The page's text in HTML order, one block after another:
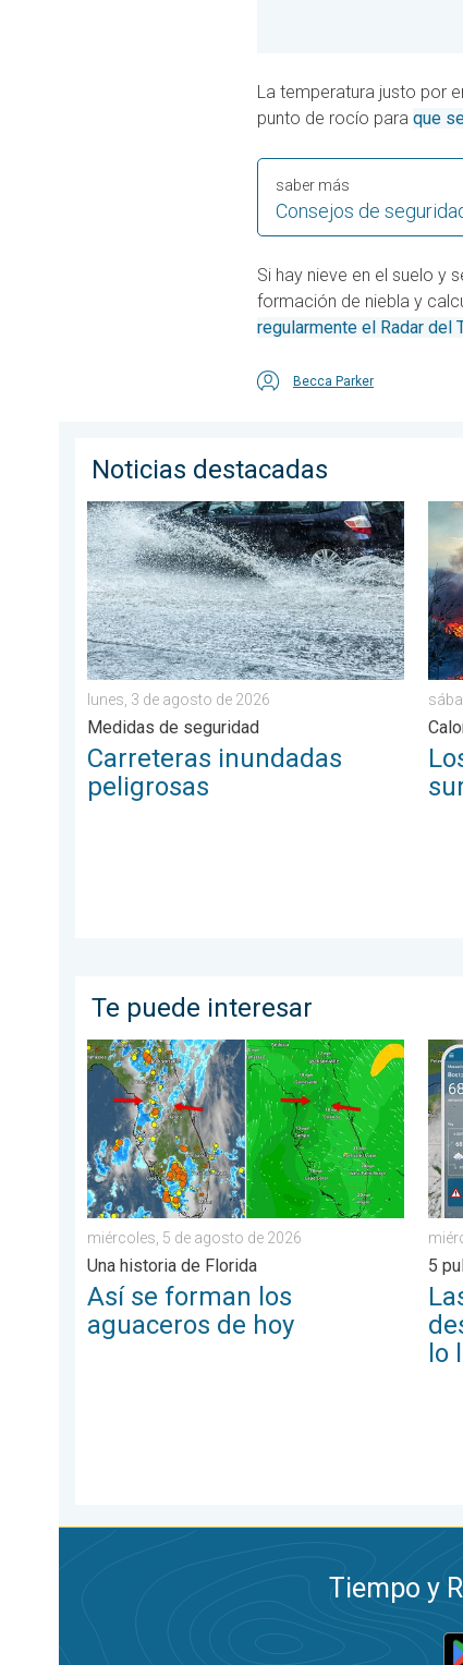
La temperatura justo por
punto de rocío para que
Consejos de
saber más
Si hay nieve en el suelo y
formación de niebla y
regularmente el Radar del
Becca Parker
Noticias destacadas
Carreteras inundadas peligrosas. Medidas de
lunes, 3 de agosto de 2026
Medidas de seguridad
Carreteras inundadas
peligrosas
Te puede interesar
Así se forman los aguaceros de hoy. Una
miércoles, 5 de agosto de 2026
Una historia de Florida
Así se forman los
aguaceros de hoy
Las
5
lo
Tiempo y